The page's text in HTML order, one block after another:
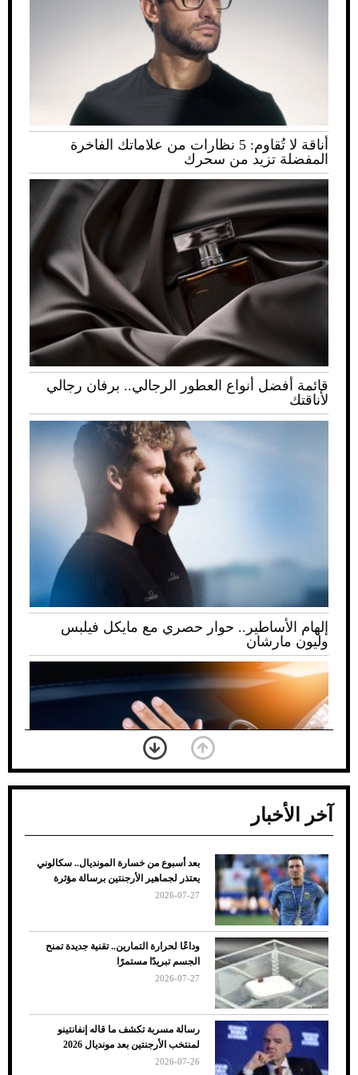
أناقة لا تُقاوم: 5 نظارات من علاماتك الفاخرة
المفضلة تزيد من سحرك
قائمة أفضل أنواع العطور الرجالي.. برفان رجالي
لأناقتك
إلهام الأساطير.. حوار حصري مع مايكل فيلبس
وليون مارشان
ضعف تبريد مكيف السيارة عند الوقوف.. أشهر
الأسباب والحلول
آخر الأخبار
بعد أسبوع من خسارة المونديال.. سكالوني
يعتذر لجماهير الأرجنتين برسالة مؤثرة
2026-07-27
وداعًا لحرارة التمارين.. تقنية جديدة تمنح
الجسم تبريدًا مستمرًا
2026-07-27
رسالة مسربة تكشف ما قاله إنفانتينو
لمنتخب الأرجنتين بعد مونديال 2026
2026-07-26